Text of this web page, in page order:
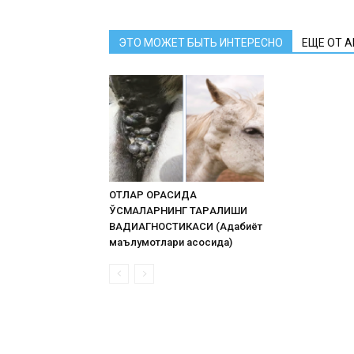
ЭТО МОЖЕТ БЫТЬ ИНТЕРЕСНО ЕЩЕ ОТ
ОТЛАР ОРАСИДА
ЎСМАЛАРНИНГ ТАРҚАЛИШИ
ВАДИАГНОСТИКАСИ (Адабиёт
маълумотлари асосида)